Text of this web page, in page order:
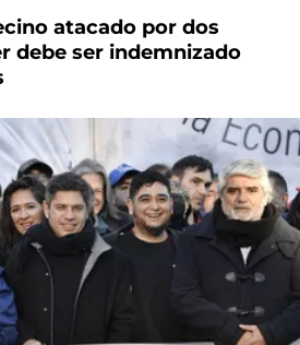
atacado por dos
debe ser indemnizado